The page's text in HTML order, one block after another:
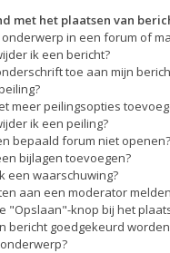
met het plaatsen van
in een forum of
ik een bericht?
toe aan mijn
meer peilingsopties
ik een peiling?
bepaald forum niet openen?
bijlagen toevoegen?
een waarschuwing?
aan een moderator
"Opslaan"-knop bij het
bericht goedgekeurd